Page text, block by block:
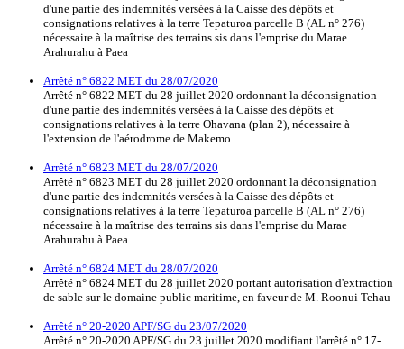
d'une partie des indemnités versées à la Caisse des dépôts et
consignations relatives à la terre Tepaturoa parcelle B (AL n° 276)
nécessaire à la maîtrise des terrains sis dans l'emprise du Marae
Arahurahu à Paea
Arrêté n° 6822 MET du 28/07/2020
Arrêté n° 6822 MET du 28 juillet 2020 ordonnant la déconsignation
d'une partie des indemnités versées à la Caisse des dépôts et
consignations relatives à la terre Ohavana (plan 2), nécessaire à
l'extension de l'aérodrome de Makemo
Arrêté n° 6823 MET du 28/07/2020
Arrêté n° 6823 MET du 28 juillet 2020 ordonnant la déconsignation
d'une partie des indemnités versées à la Caisse des dépôts et
consignations relatives à la terre Tepaturoa parcelle B (AL n° 276)
nécessaire à la maîtrise des terrains sis dans l'emprise du Marae
Arahurahu à Paea
Arrêté n° 6824 MET du 28/07/2020
Arrêté n° 6824 MET du 28 juillet 2020 portant autorisation d'extraction
de sable sur le domaine public maritime, en faveur de M. Roonui Tehau
Arrêté n° 20-2020 APF/SG du 23/07/2020
Arrêté n° 20-2020 APF/SG du 23 juillet 2020 modifiant l'arrêté n° 17-